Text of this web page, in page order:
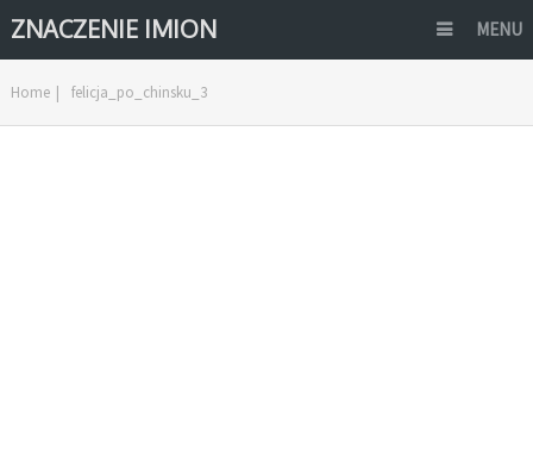
ZNACZENIE IMION MENU
Home | felicja_po_chinsku_3